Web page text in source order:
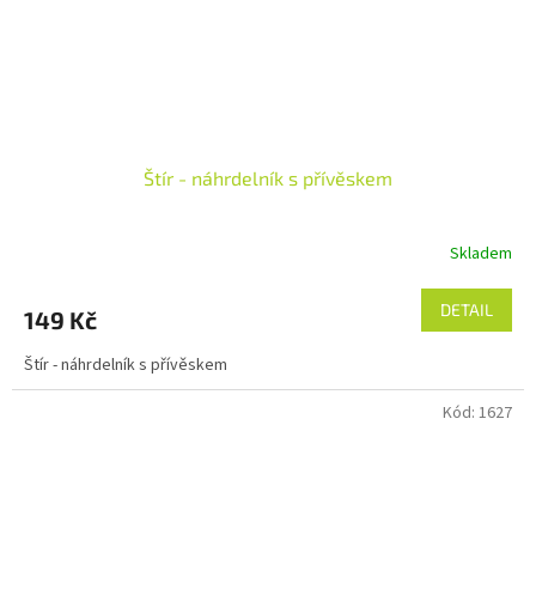
Štír - náhrdelník s přívěskem
Skladem
149 Kč DETAIL
Štír - náhrdelník s přívěskem
Kód: 1627